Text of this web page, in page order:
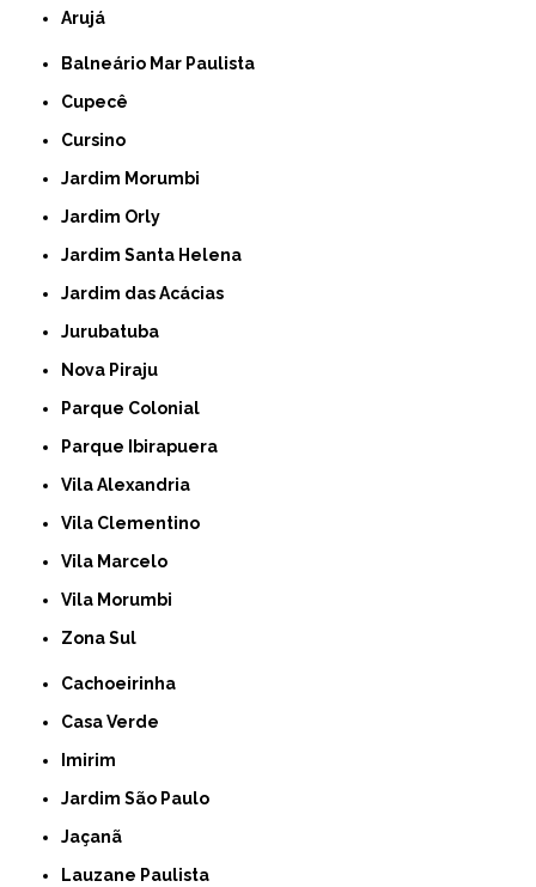
Arujá
Balneário Mar Paulista
Cupecê
Cursino
Jardim Morumbi
Jardim Orly
Jardim Santa Helena
Jardim das Acácias
Jurubatuba
Nova Piraju
Parque Colonial
Parque Ibirapuera
Vila Alexandria
Vila Clementino
Vila Marcelo
Vila Morumbi
Zona Sul
Cachoeirinha
Casa Verde
Imirim
Jardim São Paulo
Jaçanã
Lauzane Paulista